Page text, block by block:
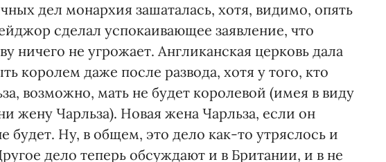
дел монархия зашаталась, хотя, видимо, опять
сделал успокаивающее заявление, что
ничего не угрожает. Англиканская церковь дала
королем даже после развода, хотя у того, кто
возможно, мать не будет королевой (имея в виду
жену Чарльза). Новая жена Чарльза, если он
будет. Ну, в общем, это дело как-то утряслось и
дело теперь обсуждают и в Британии, и в не